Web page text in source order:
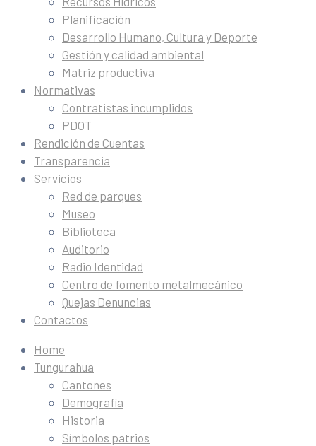
Planificación
Desarrollo Humano, Cultura y Deporte
Gestión y calidad ambiental
Matriz productiva
Normativas
Contratistas incumplidos
PDOT
Rendición de Cuentas
Transparencia
Servicios
Red de parques
Museo
Biblioteca
Auditorio
Radio Identidad
Centro de fomento metalmecánico
Quejas Denuncias
Contactos
Home
Tungurahua
Cantones
Demografía
Historia
Símbolos patrios